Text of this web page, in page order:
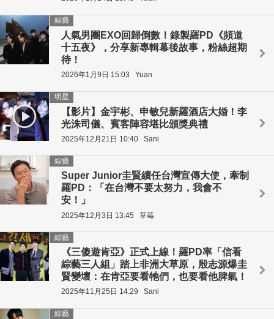
人氣男團EXO回歸倒數！錄製羅PD《頻道
十五夜》，分享新專輯幕後故事，粉絲超期
待！
綜藝
2026年1月9日 15:03 Yuan
【影片】金宇彬、申敏兒新羅酒店大婚！李
光洙司儀、賓客陣容堪比頒獎典禮
明星
2025年12月21日 10:40 Sani
Super Junior圭賢續任台灣宣傳大使，牽制
羅PD：「在台灣不要太努力，我會不
安！」
綜藝
2025年12月3日 13:45 草莓
《三傻遊肯亞》正式上線！羅PD率「信看
綜藝三人組」踏上非洲大草原，殷志源爆圭
賢變壞：在肯亞要看牠們，也要看他脾氣！
綜藝
2025年11月25日 14:29 Sani
綜藝